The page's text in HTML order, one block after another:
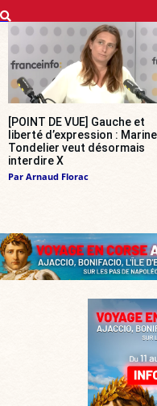
[POINT DE VUE] Gauche et
liberté d’expression : Marine
Tondelier veut désormais
interdire X
Par Arnaud Florac